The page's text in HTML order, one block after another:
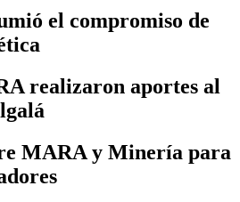
el compromiso de
realizaron aportes al
MARA y Minería para